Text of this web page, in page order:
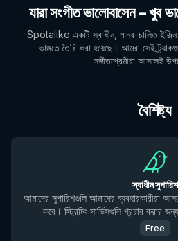
যারা সংগীত ভালোবাসেন – খুব
Spotalike একটি স্বাধীন, মানব-চালিত
ভাঙতে তৈরি করা হয়েছে। আমরা সেই
সঙ্গীতপ্রেমীরা আসলেই
বৈশিষ্ট্য
স্বাধীন সুপারিশ
আমাদের সুপারিশগুলি আমাদের ব্যবহারকারীরা
করে। স্ট্রিমিং সার্ভিসগুলি প্রচার করার
Free